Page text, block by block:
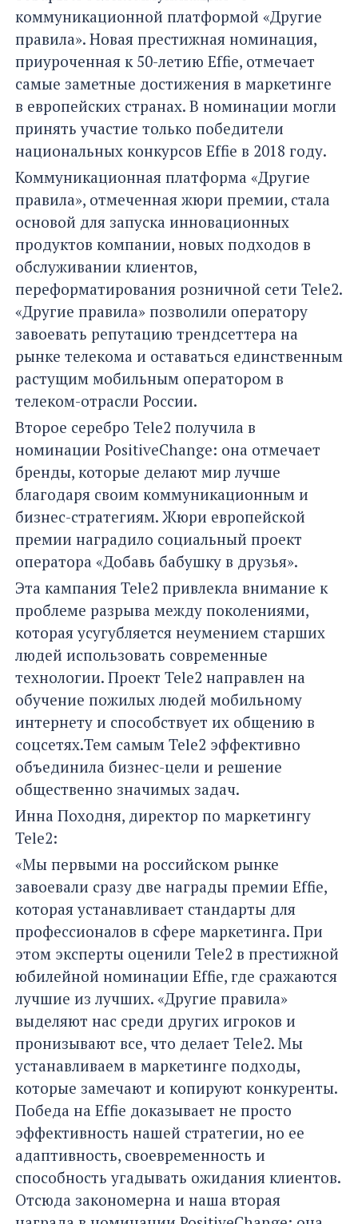
коммуникационной платформой «Другие
правила». Новая престижная номинация,
приуроченная к 50-летию Effie, отмечает
самые заметные достижения в маркетинге
в европейских странах. В номинации могли
принять участие только победители
национальных конкурсов Effie в 2018 году.
Коммуникационная платформа «Другие
правила», отмеченная жюри премии, стала
основой для запуска инновационных
продуктов компании, новых подходов в
обслуживании клиентов,
переформатирования розничной сети Tele2.
«Другие правила» позволили оператору
завоевать репутацию трендсеттера на
рынке телекома и оставаться единственным
растущим мобильным оператором в
телеком-отрасли России.
Второе серебро Tele2 получила в
номинации PositiveChange: она отмечает
бренды, которые делают мир лучше
благодаря своим коммуникационным и
бизнес-стратегиям. Жюри европейской
премии наградило социальный проект
оператора «Добавь бабушку в друзья».
Эта кампания Tele2 привлекла внимание к
проблеме разрыва между поколениями,
которая усугубляется неумением старших
людей использовать современные
технологии. Проект Tele2 направлен на
обучение пожилых людей мобильному
интернету и способствует их общению в
соцсетях.Тем самым Tele2 эффективно
объединила бизнес-цели и решение
общественно значимых задач.
Инна Походня, директор по маркетингу
Tele2:
«Мы первыми на российском рынке
завоевали сразу две награды премии Effie,
которая устанавливает стандарты для
профессионалов в сфере маркетинга. При
этом эксперты оценили Tele2 в престижной
юбилейной номинации Effie, где сражаются
лучшие из лучших. «Другие правила»
выделяют нас среди других игроков и
пронизывают все, что делает Tele2. Мы
устанавливаем в маркетинге подходы,
которые замечают и копируют конкуренты.
Победа на Effie доказывает не просто
эффективность нашей стратегии, но ее
адаптивность, своевременность и
способность угадывать ожидания клиентов.
Отсюда закономерна и наша вторая